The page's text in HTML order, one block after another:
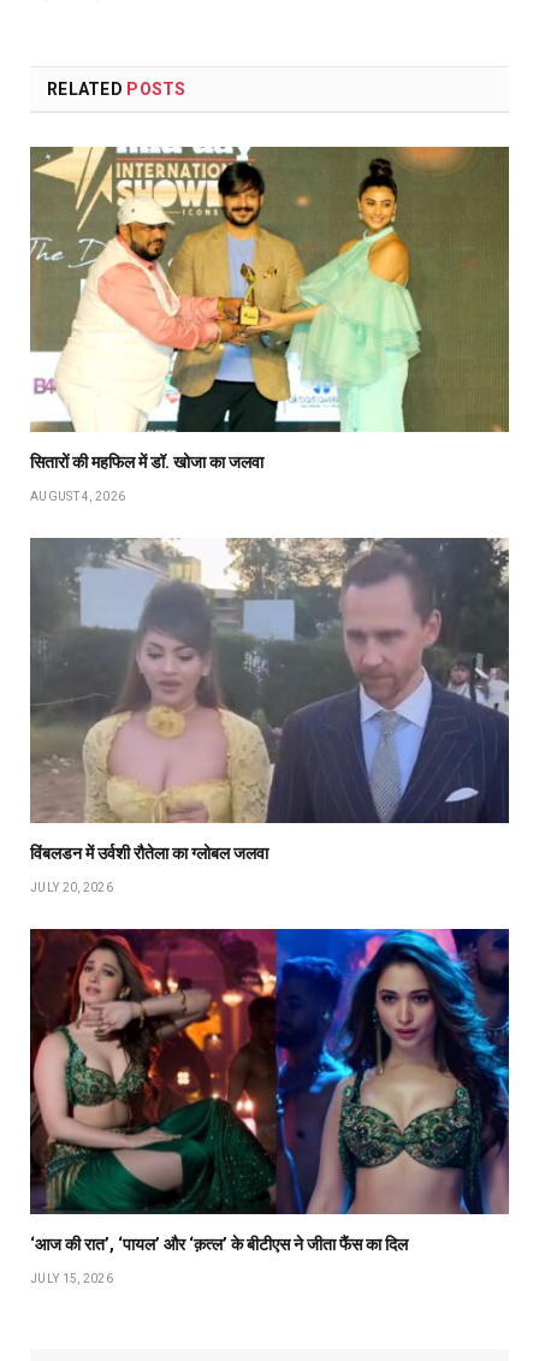
RELATED POSTS
सितारों की महफिल में डॉ. खोजा का जलवा
AUGUST 4, 2026
विंबलडन में उर्वशी रौतेला का ग्लोबल जलवा
JULY 20, 2026
‘आज की रात’, ‘पायल’ और ‘क़त्ल’ के बीटीएस ने जीता फैंस का दिल
JULY 15, 2026